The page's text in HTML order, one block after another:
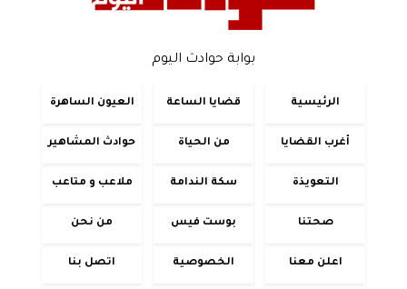
بوابة حوادث اليوم
الرئيسية قضايا الساعة العيون الساهرة
أغرب القضايا من الحياة حوادث المشاهير
التعويذة سكة الندامة ملاعب و متاعب
صحتنا بوست فيس من نحن
اعلن معنا الخصوصية اتصل بنا